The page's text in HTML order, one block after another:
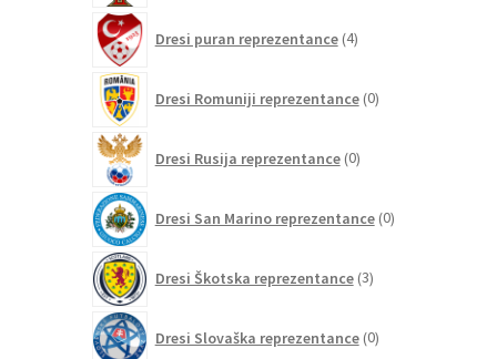
Dresi puran reprezentance 4izdelki
Dresi Romuniji reprezentance 0izdelkov
Dresi Rusija reprezentance 0izdelkov
Dresi San Marino reprezentance 0izdelkov
Dresi Škotska reprezentance 3izdelki
Dresi Slovaška reprezentance 0izdelkov